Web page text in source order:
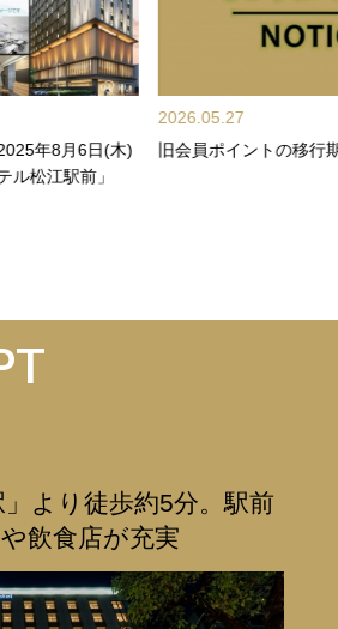
年8月6日(木)
ル松江駅前」
2026.05.27
旧会員ポイントの移行
より徒歩約5分。駅前
飲食店が充実